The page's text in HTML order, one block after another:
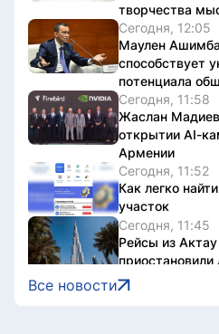
творчества
Сегодня, 12:05
Маулен
способствует
потенциала
Сегодня, 11:58
Жаслан
открытии AI-
Армении
Сегодня, 11:52
Как легко
участок
Сегодня, 11:45
Рейсы из
Сегодня, 11:36
От госзакупок
Все новости